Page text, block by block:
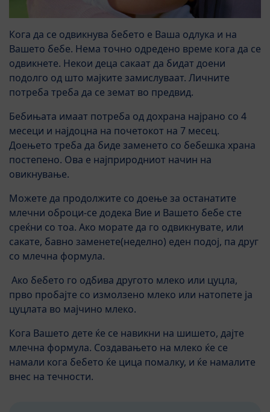
Кога да се одвикнува бебето е Ваша одлука и на
Вашето бебе. Нема точно одредено време кога да се
одвикнете. Некои деца сакаат да бидат доени
подолго од што мајките замислуваат. Личните
потреба треба да се земат во предвид.
Бебињата имаат потреба од дохрана најрано со 4
месеци и најдоцна на почетокот на 7 месец.
Доењето треба да биде заменето со бебешка храна
постепено. Ова е најприродниот начин на
овикнување.
Можете да продолжите со доење за останатите
млечни оброци-се додека Вие и Вашето бебе сте
среќни со тоа. Ако морате да го одвикнувате, или
сакате, бавно заменете(неделно) еден подој, па друг
со млечна формула.
Ако бебето го одбива другото млеко или цуцла,
прво пробајте со измолзено млеко или натопете ја
цуцлата во мајчино млеко.
Кога Вашето дете ќе се навикни на шишето, дајте
млечна формула. Создавањето на млеко ќе се
намали кога бебето ќе цица помалку, и ќе намалите
внес на течности.